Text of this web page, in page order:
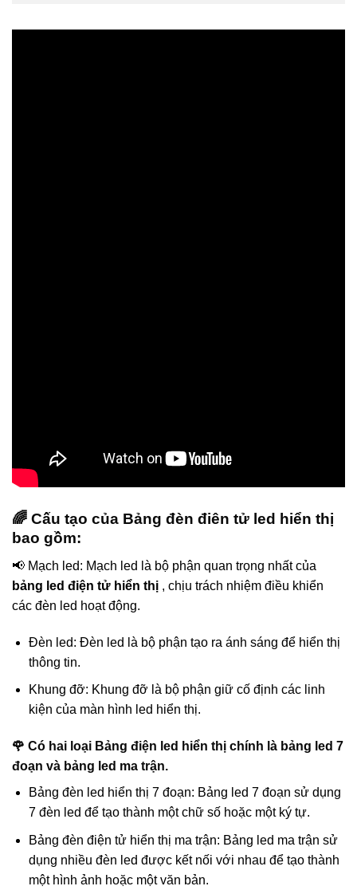
🌈 Cấu tạo của Bảng đèn điên tử led hiển thị
bao gồm:
📢 Mạch led: Mạch led là bộ phận quan trọng nhất của
bảng led điện tử hiển thị , chịu trách nhiệm điều khiển
các đèn led hoạt động.
Đèn led: Đèn led là bộ phận tạo ra ánh sáng để hiển thị
thông tin.
Khung đỡ: Khung đỡ là bộ phận giữ cố định các linh
kiện của màn hình led hiển thị.
🌹 Có hai loại Bảng điện led hiển thị chính là bảng led 7
đoạn và bảng led ma trận.
Bảng đèn led hiển thị 7 đoạn: Bảng led 7 đoạn sử dụng
7 đèn led để tạo thành một chữ số hoặc một ký tự.
Bảng đèn điện tử hiển thị ma trận: Bảng led ma trận sử
dụng nhiều đèn led được kết nối với nhau để tạo thành
một hình ảnh hoặc một văn bản.